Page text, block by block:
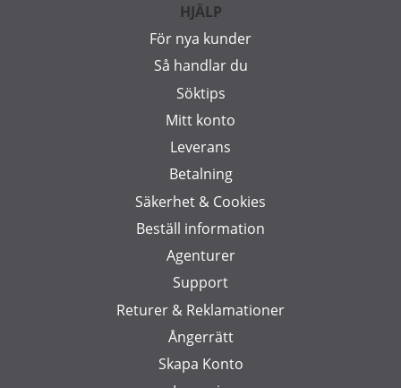
HJÄLP
För nya kunder
Så handlar du
Söktips
Mitt konto
Leverans
Betalning
Säkerhet & Cookies
Beställ information
Agenturer
Support
Returer & Reklamationer
Ångerrätt
Skapa Konto